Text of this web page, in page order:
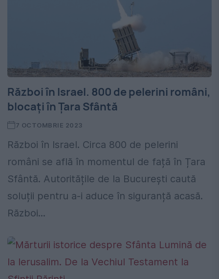
Război în Israel. 800 de pelerini români,
blocați în Țara Sfântă
7 OCTOMBRIE 2023
Război în Israel. Circa 800 de pelerini
români se află în momentul de față în Țara
Sfântă. Autoritățile de la București caută
soluții pentru a-i aduce în siguranță acasă.
Război...